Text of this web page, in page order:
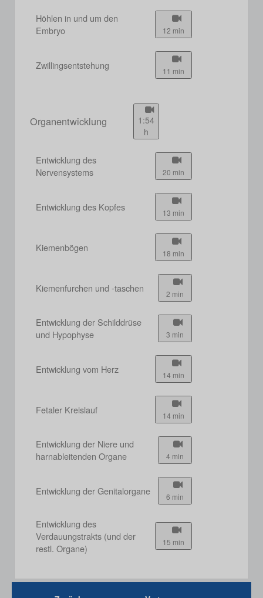
Höhlen in und um den
Embryo
12 min
Zwillingsentstehung 11 min
Organentwicklung
1:54
h
Entwicklung des
Nervensystems
20 min
Entwicklung des Kopfes 13 min
Kiemenbögen 18 min
Kiemenfurchen und -taschen 2 min
Entwicklung der Schilddrüse
und Hypophyse
3 min
Entwicklung vom Herz 14 min
Fetaler Kreislauf 14 min
Entwicklung der Niere und
harnableitenden Organe
4 min
Entwicklung der Genitalorgane 6 min
Entwicklung des
Verdauungstrakts (und der
restl. Organe)
15 min